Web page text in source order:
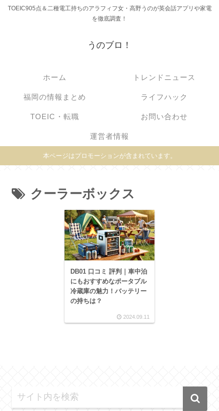
TOEIC905点＆二種電工持ちのアラフィフ女・高野うのが英会話アプリや家電
を徹底調査！
うのブロ！
ホーム トレンドニュース
福岡の情報まとめ ライフハック
TOEIC・転職 お問い合わせ
運営者情報
本ページはプロモーションが含まれています。
クーラーボックス
DB01 口コミ 評判｜車中泊
にもおすすめなポータブル
冷蔵庫の魅力！バッテリー
の持ちは？
2024.09.11